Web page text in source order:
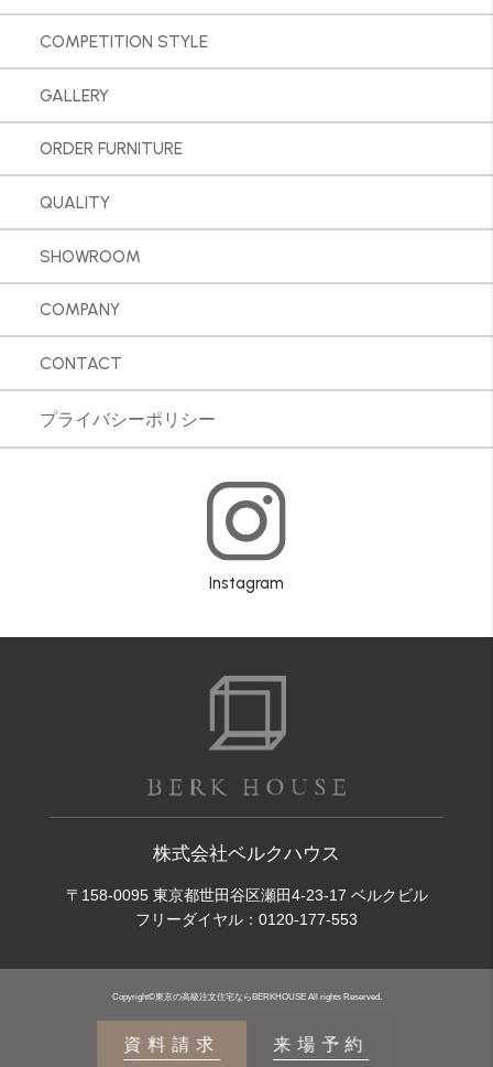
資料請求 来場予約
COMPETITION STYLE
GALLERY
ORDER FURNITURE
QUALITY
SHOWROOM
COMPANY
CONTACT
プライバシーポリシー
Instagram
株式会社ベルクハウス
〒158-0095 東京都世田谷区瀬田4-23-17 ベルクビル
フリーダイヤル： 0120-177-553
Copyright©東京の高級注文住宅ならBERKHOUSE All rights Reserved.